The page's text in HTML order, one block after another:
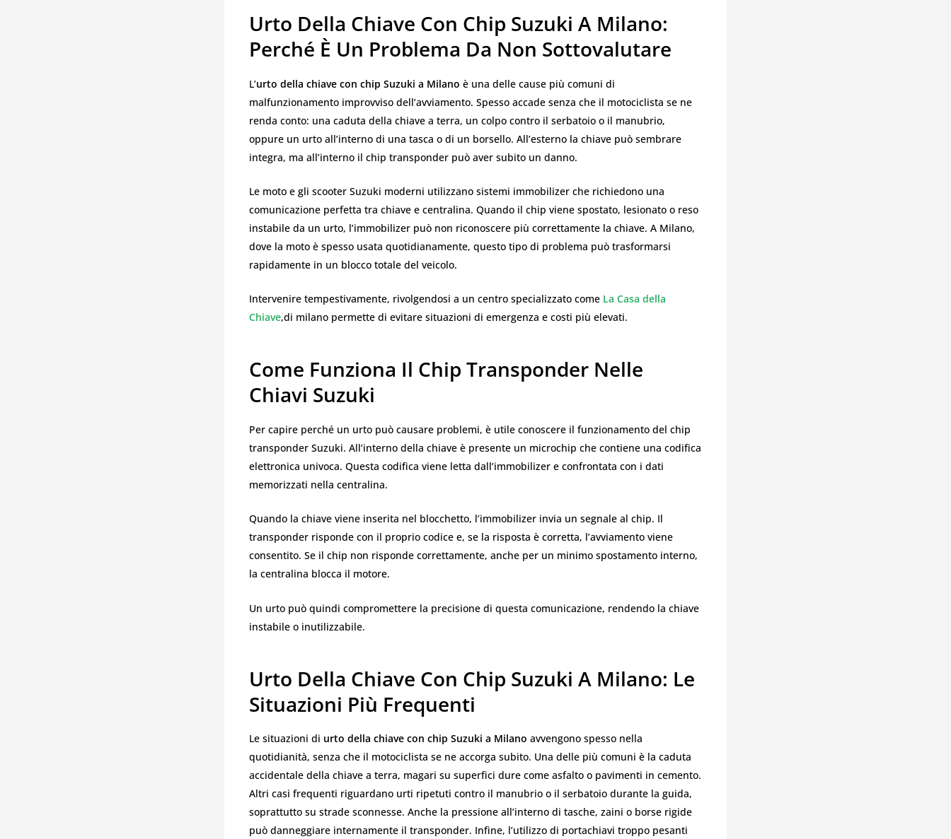
Urto Della Chiave Con Chip Suzuki A Milano:
Perché È Un Problema Da Non Sottovalutare
L’urto della chiave con chip Suzuki a Milano è una delle cause più comuni di
malfunzionamento improvviso dell’avviamento. Spesso accade senza che il motociclista se ne
renda conto: una caduta della chiave a terra, un colpo contro il serbatoio o il manubrio,
oppure un urto all’interno di una tasca o di un borsello. All’esterno la chiave può sembrare
integra, ma all’interno il chip transponder può aver subito un danno.
Le moto e gli scooter Suzuki moderni utilizzano sistemi immobilizer che richiedono una
comunicazione perfetta tra chiave e centralina. Quando il chip viene spostato, lesionato o reso
instabile da un urto, l’immobilizer può non riconoscere più correttamente la chiave. A Milano,
dove la moto è spesso usata quotidianamente, questo tipo di problema può trasformarsi
rapidamente in un blocco totale del veicolo.
Intervenire tempestivamente, rivolgendosi a un centro specializzato come La Casa della
Chiave,di milano permette di evitare situazioni di emergenza e costi più elevati.
Come Funziona Il Chip Transponder Nelle
Chiavi Suzuki
Per capire perché un urto può causare problemi, è utile conoscere il funzionamento del chip
transponder Suzuki. All’interno della chiave è presente un microchip che contiene una codifica
elettronica univoca. Questa codifica viene letta dall’immobilizer e confrontata con i dati
memorizzati nella centralina.
Quando la chiave viene inserita nel blocchetto, l’immobilizer invia un segnale al chip. Il
transponder risponde con il proprio codice e, se la risposta è corretta, l’avviamento viene
consentito. Se il chip non risponde correttamente, anche per un minimo spostamento interno,
la centralina blocca il motore.
Un urto può quindi compromettere la precisione di questa comunicazione, rendendo la chiave
instabile o inutilizzabile.
Urto Della Chiave Con Chip Suzuki A Milano: Le
Situazioni Più Frequenti
Le situazioni di urto della chiave con chip Suzuki a Milano avvengono spesso nella
quotidianità, senza che il motociclista se ne accorga subito. Una delle più comuni è la caduta
accidentale della chiave a terra, magari su superfici dure come asfalto o pavimenti in cemento.
Altri casi frequenti riguardano urti ripetuti contro il manubrio o il serbatoio durante la guida,
soprattutto su strade sconnesse. Anche la pressione all’interno di tasche, zaini o borse rigide
può danneggiare internamente il transponder. Infine, l’utilizzo di portachiavi troppo pesanti